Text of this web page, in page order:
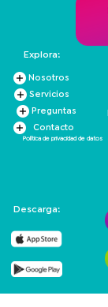
Descarga:
Explora:
Nosotros
Servicios
Preguntas
Contacto
Política de privacidad de datos